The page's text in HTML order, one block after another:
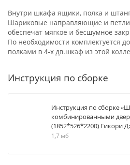
Внутри шкафа ящики, полка и
Шариковые направляющие и петли
обеспечат мягкое и бесшумное
По необходимости комплектуется
полками в 4-х дв.шкаф из этой
Инструкция по сборке
Инструкция по сборке
комбинированными
(1852*526*2200) Гикори
1,7 мб